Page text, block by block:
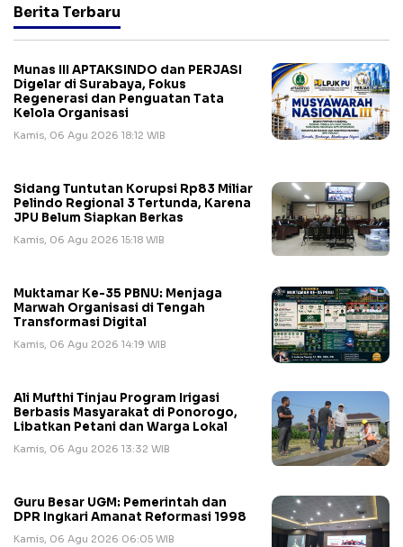
Berita Terbaru
Munas III APTAKSINDO dan PERJASI
Digelar di Surabaya, Fokus
Regenerasi dan Penguatan Tata
Kelola Organisasi
Kamis, 06 Agu 2026 18:12 WIB
Sidang Tuntutan Korupsi Rp83 Miliar
Pelindo Regional 3 Tertunda, Karena
JPU Belum Siapkan Berkas
Kamis, 06 Agu 2026 15:18 WIB
Muktamar Ke-35 PBNU: Menjaga
Marwah Organisasi di Tengah
Transformasi Digital
Kamis, 06 Agu 2026 14:19 WIB
Ali Mufthi Tinjau Program Irigasi
Berbasis Masyarakat di Ponorogo,
Libatkan Petani dan Warga Lokal
Kamis, 06 Agu 2026 13:32 WIB
Guru Besar UGM: Pemerintah dan
DPR Ingkari Amanat Reformasi 1998
Kamis, 06 Agu 2026 06:05 WIB